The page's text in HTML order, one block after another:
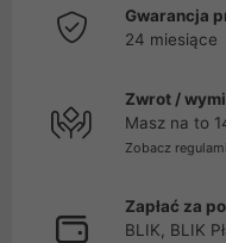
Gwarancja
24 miesiące
Zwrot /
Masz na to
Zobacz
Zapłać za
BLIK, BLIK